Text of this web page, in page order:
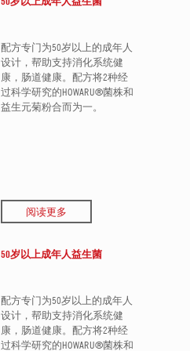
配方专门为50岁以上的成年人
设计，帮助支持消化系统健
康，肠道健康。配方将2种经
过科学研究的HOWARU®菌株和
益生元菊粉合而为一。
阅读更多
50岁以上成年人益生菌
配方专门为50岁以上的成年人
设计，帮助支持消化系统健
康，肠道健康。配方将2种经
过科学研究的HOWARU®菌株和